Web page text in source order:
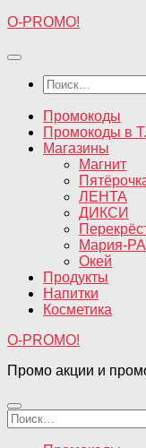
Перейти
содержимому
O-PROMO!
Найти:
Промокоды
Промокоды в
Магазины
Магнит
ЛЕНТА
ДИКСИ
Мария-РА
Окей
Продукты
Напитки
Косметика
O-PROMO!
Промо акции и
Найти: